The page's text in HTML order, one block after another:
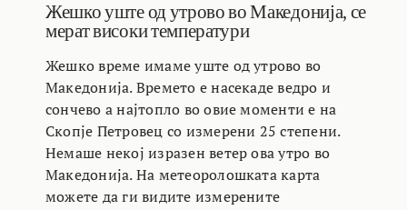
Жешко уште од утрово во Македонија, се
мерат високи температури
Жешко време имаме уште од утрово во
Македонија. Времето е насекаде ведро и
сончево а најтопло во овие моменти е на
Скопје Петровец со измерени 25 степени.
Немаше некој изразен ветер ова утро во
Македонија. На метеоролошката карта
можете да ги видите измерените